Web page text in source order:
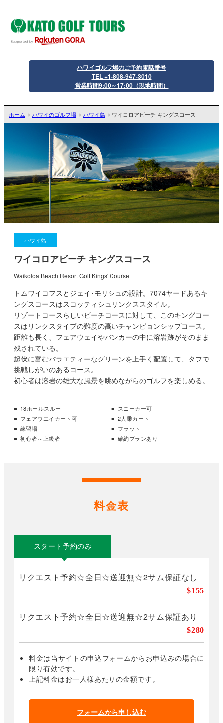
ハワイゴルフ場のご予約電話番号
TEL +1-808-947-3010
営業時間9:00～17:00（現地時間）
ホーム ハワイのゴルフ場 ハワイ島 ワイコロアビーチ キングスコース
ハワイ島
ワイコロアビーチ キングスコース
Waikoloa Beach Resort Golf Kings' Course
トムワイコフスとジェイ･モリシュの設計。7074ヤードあるキ
ングスコースはスコッティシュリンクススタイル。
リゾートコースらしいビーチコースに対して、このキングコー
スはリンクスタイプの難度の高いチャンピョンシップコース。
距離も長く、フェアウェイやバンカーの中に溶岩跡がそのまま
残されている。
起伏に富むバラエティーなグリーンを上手く配置して、タフで
挑戦しがいのあるコース。
初心者は溶岩の雄大な風景を眺めながらのゴルフを楽しめる。
18ホールスルー
スニーカー可
フェアウエイカート可
2人乗カート
練習場
フラット
初心者～上級者
確約プランあり
料金表
スタート予約のみ
リクエスト予約☆全日☆送迎無☆2サム保証なし
$155
リクエスト予約☆全日☆送迎無☆2サム保証あり
$280
料金は当サイトの申込フォームからお申込みの場合に
限り有効です。
上記料金はお一人様あたりの金額です。
フォームから申し込む